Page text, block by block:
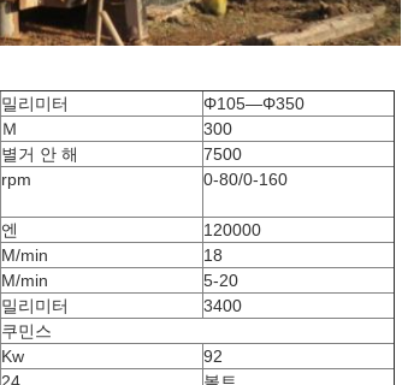
밀리미터
Φ105―Φ350
Ｍ
300
별거 안 해
7500
rpm 0-80/0-160
엔
120000
M/min
18
M/min
5-20
밀리미터
3400
쿠민스
Kw
92